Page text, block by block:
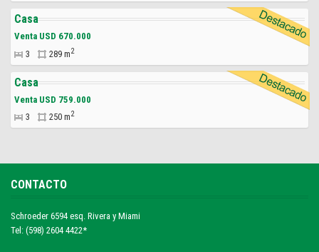
Casa
Venta USD 670.000
3
289 m2
Casa
Venta USD 759.000
3
250 m2
CONTACTO
Schroeder 6594 esq. Rivera y Miami
Tel: (598) 2604 4422*